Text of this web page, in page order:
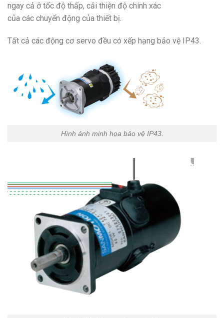
ngay cả ở tốc độ thấp, cải thiện độ chính xác
của các chuyển động của thiết bị.
Tất cả các động cơ servo đều có xếp hạng bảo vệ IP43.
Hình ảnh minh họa bảo vệ IP43.